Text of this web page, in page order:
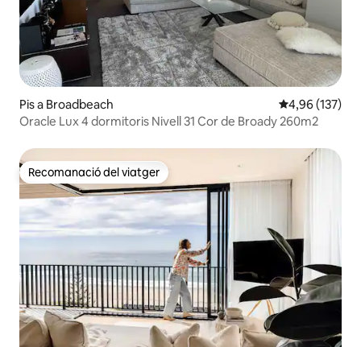
Pis a Broadbeach 4,96 de
4,96 (137)
Oracle Lux 4 dormitoris Nivell 31 Cor de Broady 260m2
Recomanació del viatger
Recomanació del viatger